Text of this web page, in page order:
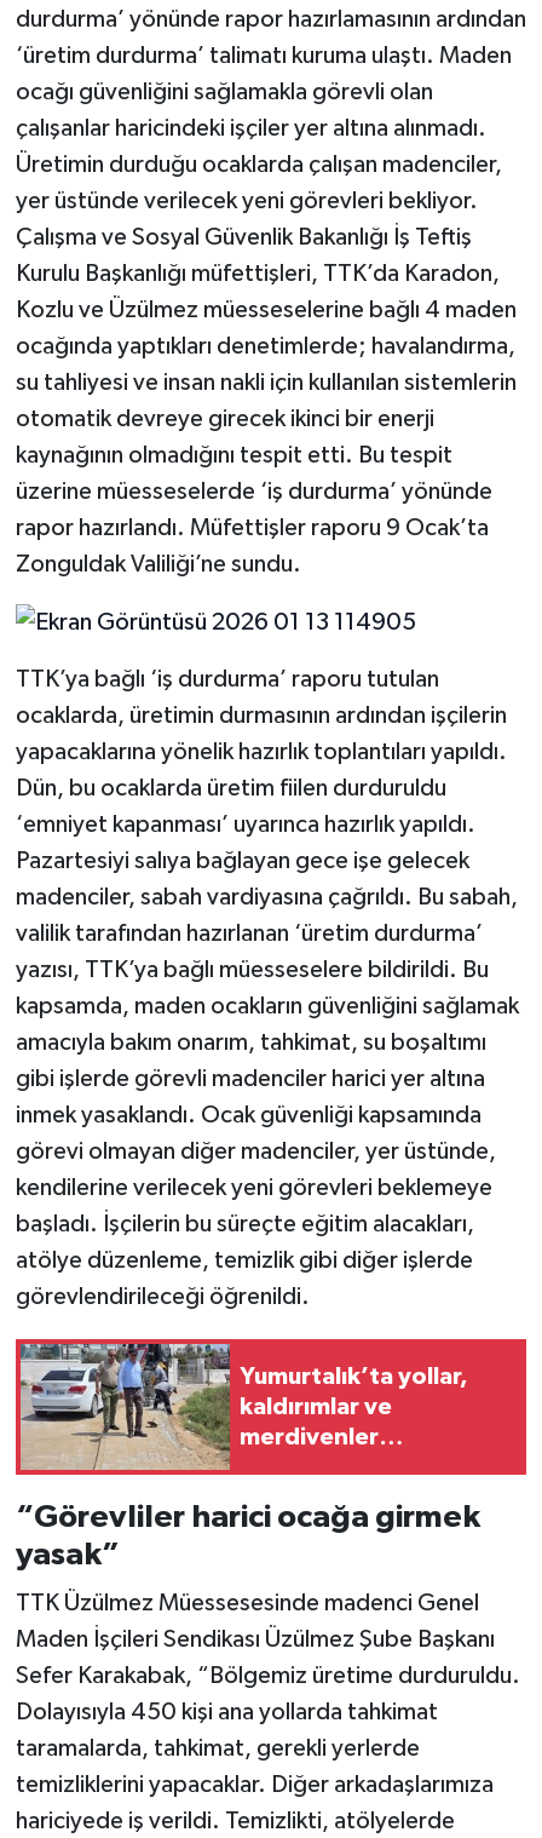
durdurma’ yönünde rapor hazırlamasının ardından
‘üretim durdurma’ talimatı kuruma ulaştı. Maden
ocağı güvenliğini sağlamakla görevli olan
çalışanlar haricindeki işçiler yer altına alınmadı.
Üretimin durduğu ocaklarda çalışan madenciler,
yer üstünde verilecek yeni görevleri bekliyor.
Çalışma ve Sosyal Güvenlik Bakanlığı İş Teftiş
Kurulu Başkanlığı müfettişleri, TTK’da Karadon,
Kozlu ve Üzülmez müesseselerine bağlı 4 maden
ocağında yaptıkları denetimlerde; havalandırma,
su tahliyesi ve insan nakli için kullanılan sistemlerin
otomatik devreye girecek ikinci bir enerji
kaynağının olmadığını tespit etti. Bu tespit
üzerine müesseselerde ‘iş durdurma’ yönünde
rapor hazırlandı. Müfettişler raporu 9 Ocak’ta
Zonguldak Valiliği’ne sundu.
TTK’ya bağlı ‘iş durdurma’ raporu tutulan
ocaklarda, üretimin durmasının ardından işçilerin
yapacaklarına yönelik hazırlık toplantıları yapıldı.
Dün, bu ocaklarda üretim fiilen durduruldu
‘emniyet kapanması’ uyarınca hazırlık yapıldı.
Pazartesiyi salıya bağlayan gece işe gelecek
madenciler, sabah vardiyasına çağrıldı. Bu sabah,
valilik tarafından hazırlanan ‘üretim durdurma’
yazısı, TTK’ya bağlı müesseselere bildirildi. Bu
kapsamda, maden ocakların güvenliğini sağlamak
amacıyla bakım onarım, tahkimat, su boşaltımı
gibi işlerde görevli madenciler harici yer altına
inmek yasaklandı. Ocak güvenliği kapsamında
görevi olmayan diğer madenciler, yer üstünde,
kendilerine verilecek yeni görevleri beklemeye
başladı. İşçilerin bu süreçte eğitim alacakları,
atölye düzenleme, temizlik gibi diğer işlerde
görevlendirileceği öğrenildi.
Yumurtalık’ta yollar,
kaldırımlar ve
merdivenler
“Görevliler harici ocağa girmek
yasak”
TTK Üzülmez Müessesesinde madenci Genel
Maden İşçileri Sendikası Üzülmez Şube Başkanı
Sefer Karakabak, “Bölgemiz üretime durduruldu.
Dolayısıyla 450 kişi ana yollarda tahkimat
taramalarda, tahkimat, gerekli yerlerde
temizliklerini yapacaklar. Diğer arkadaşlarımıza
hariciyede iş verildi. Temizlikti, atölyelerde